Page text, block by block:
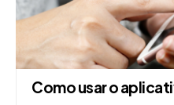
Como usar o